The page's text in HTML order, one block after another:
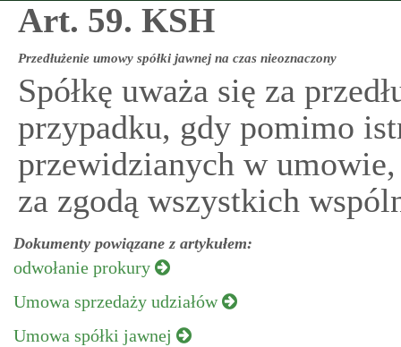
Art. 59. KSH
Przedłużenie umowy spółki jawnej na czas nieoznaczony
Spółkę uważa się za
przypadku, gdy pomimo
przewidzianych w
za zgodą wszystkich
Dokumenty powiązane z artykułem:
odwołanie prokury
Umowa sprzedaży udziałów
Umowa spółki jawnej